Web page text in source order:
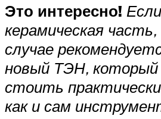
Это интересно!
керамическая
случае
новый ТЭН,
стоить
как и сам